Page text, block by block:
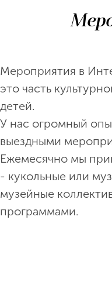
Мероприятия в
это часть
детей.
У нас огромный
выездными
Ежемесячно мы
- кукольные или
музейные
программами.